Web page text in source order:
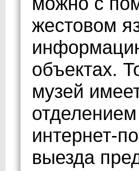
жестовом
объектах.
музей
интернет-
выезда